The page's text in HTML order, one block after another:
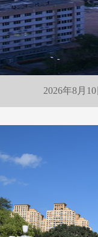
2026年8月